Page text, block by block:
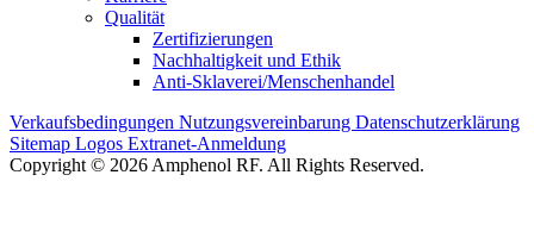
Qualität
Zertifizierungen
Nachhaltigkeit und Ethik
Anti-Sklaverei/Menschenhandel
Verkaufsbedingungen Nutzungsvereinbarung Datenschutzerklärung
Sitemap Logos Extranet-Anmeldung
Copyright © 2026 Amphenol RF. All Rights Reserved.